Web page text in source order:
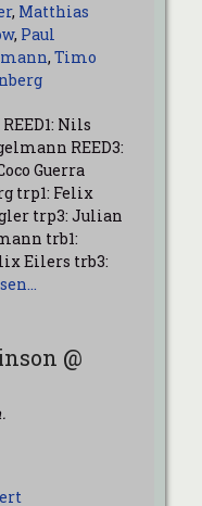
, Matthias
, Paul
, Timo
Nils
REED3:
Guerra
trp1: Felix
trp3: Julian
trb1:
Eilers trb3:
@